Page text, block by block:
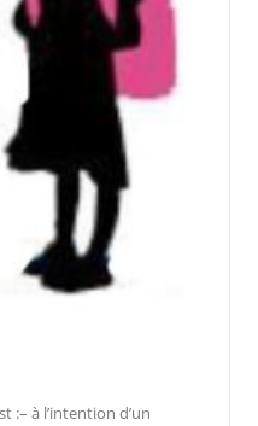
:– à l’intention d’un